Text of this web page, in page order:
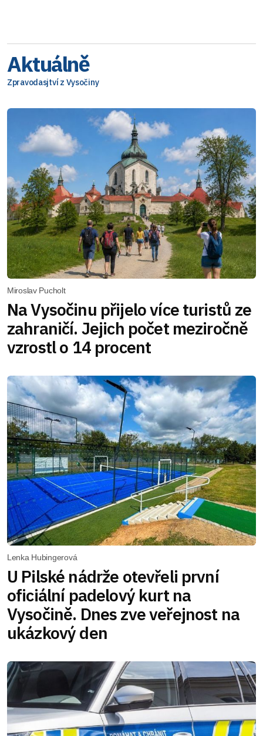
Aktuálně
Zpravodasjtví z Vysočiny
Miroslav Pucholt
Na Vysočinu přijelo více turistů ze
zahraničí. Jejich počet meziročně
vzrostl o 14 procent
Lenka Hubingerová
U Pilské nádrže otevřeli první
oficiální padelový kurt na
Vysočině. Dnes zve veřejnost na
ukázkový den